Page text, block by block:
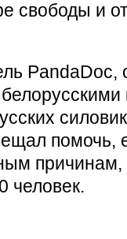
свободы и
PandaDoc,
помочь,
человек.